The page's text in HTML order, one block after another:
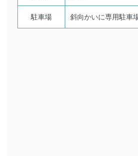
駐車場 斜向かいに専用駐車